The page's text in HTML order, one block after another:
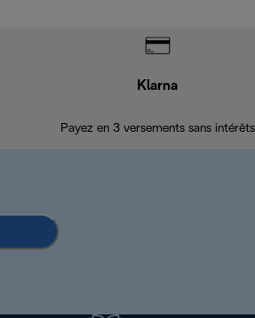
Klarna
Payez en 3 versements sans intérêts